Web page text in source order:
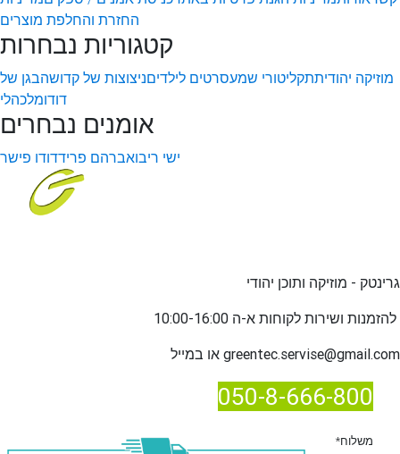
החזרת והחלפת מוצרים
קטגוריות נבחרות
מוזיקה יהודיתתקליטורי שמעסרטים לילדיםניצוצות של קדושהבגן של
דודומלכהלי
אומנים נבחרים
ישי ריבואברהם פרידדודו פישר
גרינטק - מוזיקה ותוכן יהודי
להזמנות ו
greentec.servise@gmail.com
050-8-666-800
*משלוח